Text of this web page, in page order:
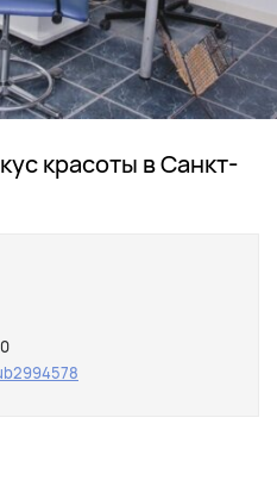
красоты в Санкт-